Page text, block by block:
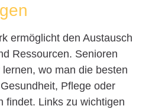
ermöglicht den Austausch
Ressourcen. Senioren
wo man die besten
Pflege oder
findet. Links zu wichtigen